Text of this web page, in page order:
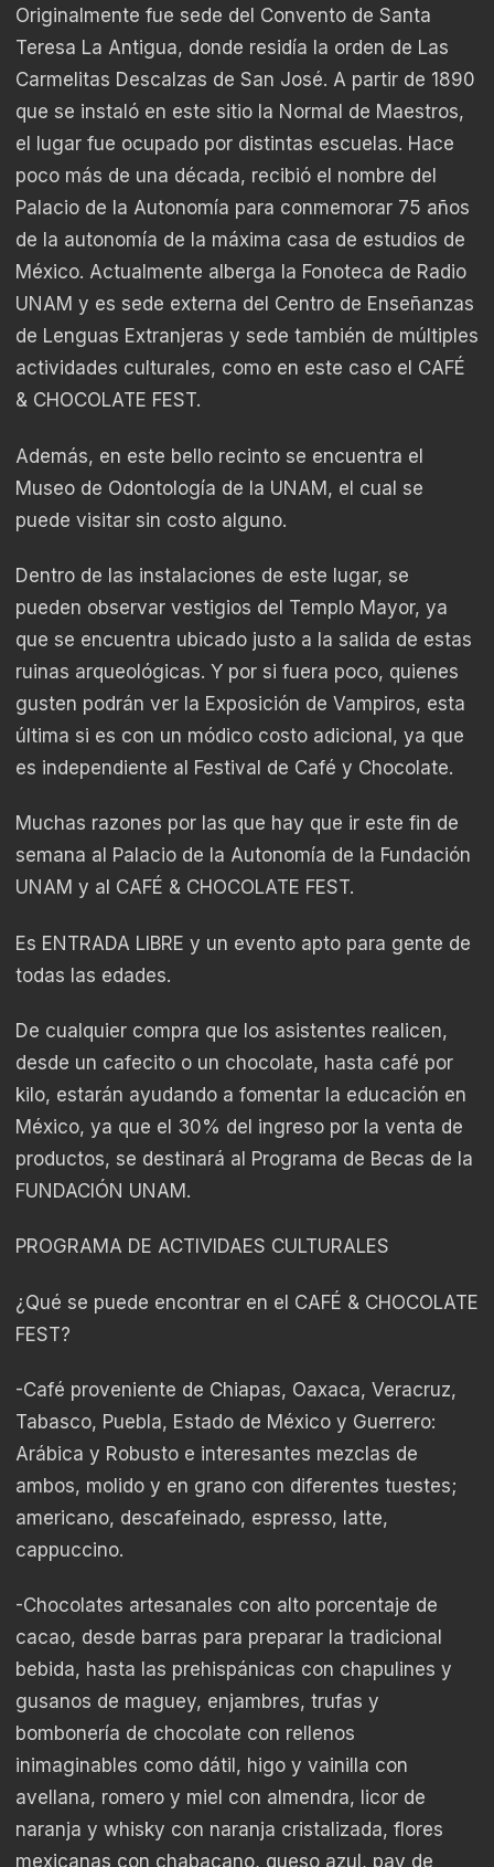
Originalmente fue sede del Convento de Santa
Teresa La Antigua, donde residía la orden de Las
Carmelitas Descalzas de San José. A partir de 1890
que se instaló en este sitio la Normal de Maestros,
el lugar fue ocupado por distintas escuelas. Hace
poco más de una década, recibió el nombre del
Palacio de la Autonomía para conmemorar 75 años
de la autonomía de la máxima casa de estudios de
México. Actualmente alberga la Fonoteca de Radio
UNAM y es sede externa del Centro de Enseñanzas
de Lenguas Extranjeras y sede también de múltiples
actividades culturales, como en este caso el CAFÉ
& CHOCOLATE FEST.
Además, en este bello recinto se encuentra el
Museo de Odontología de la UNAM, el cual se
puede visitar sin costo alguno.
Dentro de las instalaciones de este lugar, se
pueden observar vestigios del Templo Mayor, ya
que se encuentra ubicado justo a la salida de estas
ruinas arqueológicas. Y por si fuera poco, quienes
gusten podrán ver la Exposición de Vampiros, esta
última si es con un módico costo adicional, ya que
es independiente al Festival de Café y Chocolate.
Muchas razones por las que hay que ir este fin de
semana al Palacio de la Autonomía de la Fundación
UNAM y al CAFÉ & CHOCOLATE FEST.
Es ENTRADA LIBRE y un evento apto para gente de
todas las edades.
De cualquier compra que los asistentes realicen,
desde un cafecito o un chocolate, hasta café por
kilo, estarán ayudando a fomentar la educación en
México, ya que el 30% del ingreso por la venta de
productos, se destinará al Programa de Becas de la
FUNDACIÓN UNAM.
PROGRAMA DE ACTIVIDAES CULTURALES
¿Qué se puede encontrar en el CAFÉ & CHOCOLATE
FEST?
-Café proveniente de Chiapas, Oaxaca, Veracruz,
Tabasco, Puebla, Estado de México y Guerrero:
Arábica y Robusto e interesantes mezclas de
ambos, molido y en grano con diferentes tuestes;
americano, descafeinado, espresso, latte,
cappuccino.
-Chocolates artesanales con alto porcentaje de
cacao, desde barras para preparar la tradicional
bebida, hasta las prehispánicas con chapulines y
gusanos de maguey, enjambres, trufas y
bombonería de chocolate con rellenos
inimaginables como dátil, higo y vainilla con
avellana, romero y miel con almendra, licor de
naranja y whisky con naranja cristalizada, flores
mexicanas con chabacano, queso azul, pay de